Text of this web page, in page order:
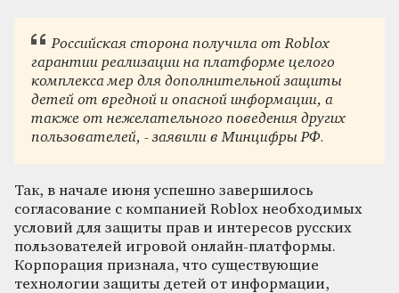
Российская сторона получила от Roblox
гарантии реализации на платформе целого
комплекса мер для дополнительной защиты
детей от вредной и опасной информации, а
также от нежелательного поведения других
пользователей, - заявили в Минцифры РФ.
Так, в начале июня успешно завершилось
согласование с компанией Roblox необходимых
условий для защиты прав и интересов русских
пользователей игровой онлайн-платформы.
Корпорация признала, что существующие
технологии защиты детей от информации,